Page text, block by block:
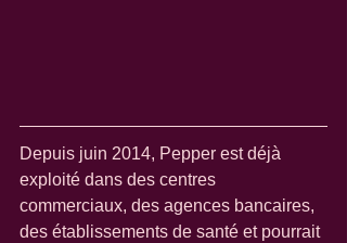
Depuis juin 2014, Pepper est déjà
exploité dans des centres
commerciaux, des agences bancaires,
des établissements de santé et pourrait